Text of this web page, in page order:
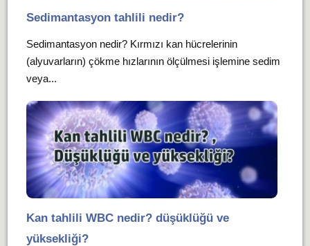
Sedimantasyon tahlili nedir?
Sedimantasyon nedir? Kırmızı kan hücrelerinin
(alyuvarların) çökme hızlarının ölçülmesi işlemine sedim
veya...
Kan tahlili WBC nedir? düşüklüğü ve
yüksekliği?